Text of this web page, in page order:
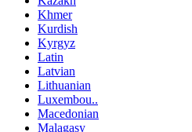
Khmer
Kurdish
Kyrgyz
Latin
Latvian
Lithuanian
Luxembou..
Macedonian
Malagasy